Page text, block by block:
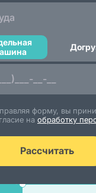
Найти
Документы
Условия
Команда
Вопросы и
Статьи
Контакты
Офисные
форму, вы
на обработку
Рассчитать